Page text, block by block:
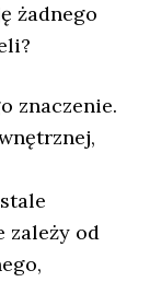
żadnego
znaczenie.
zależy od